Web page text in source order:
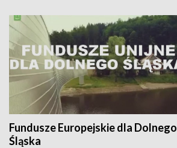
Fundusze Europejskie dla Dolnego
Śląska